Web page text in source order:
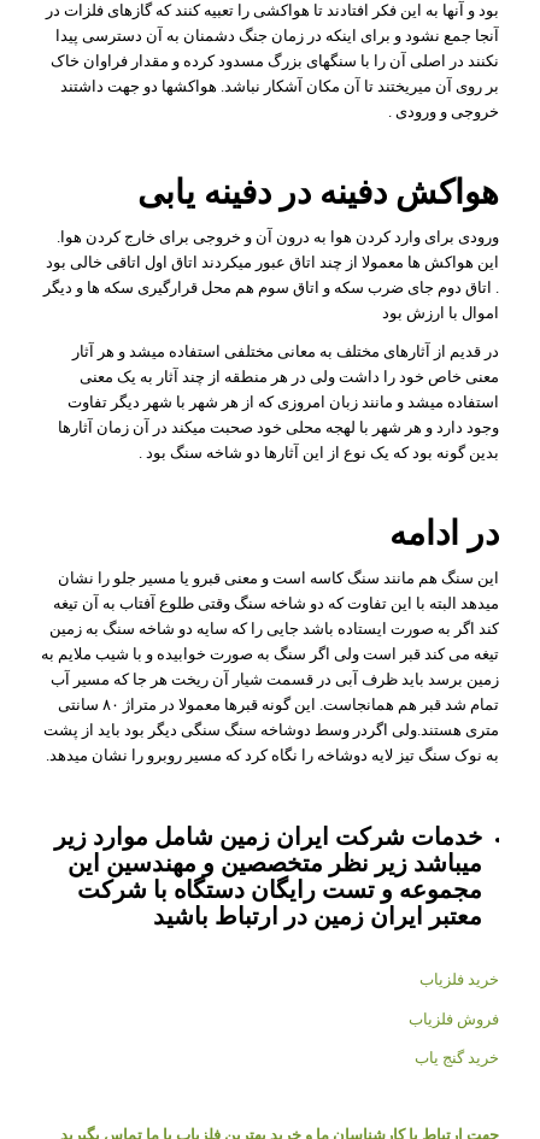
بود و آنها به این فکر افتادند تا هواکشی را تعبیه کنند که گازهای فلزات در
آنجا جمع نشود و برای اینکه در زمان جنگ دشمنان به آن دسترسی پیدا
نکنند در اصلی آن را با سنگهای بزرگ مسدود کرده و مقدار فراوان خاک
بر روی آن میریختند تا آن مکان آشکار نباشد. هواکشها دو جهت داشتند
خروجی و ورودی .
هواکش دفینه در دفینه یابی
ورودی برای وارد کردن هوا به درون آن و خروجی برای خارج کردن هوا.
این هواکش ها معمولا از چند اتاق عبور میکردند اتاق اول اتاقی خالی بود
. اتاق دوم جای ضرب سکه و اتاق سوم هم محل قرارگیری سکه ها و دیگر
اموال با ارزش بود
در قدیم از آثارهای مختلف به معانی مختلفی استفاده میشد و هر آثار
معنی خاص خود را داشت ولی در هر منطقه از چند آثار به یک معنی
استفاده میشد و مانند زبان امروزی که از هر شهر با شهر دیگر تفاوت
وجود دارد و هر شهر با لهجه محلی خود صحبت میکند در ﺁن زمان ﺁثارها
بدین گونه بود که یک نوع از این ﺁثارها دو شاخه سنگ بود .
در ادامه
این سنگ هم مانند سنگ کاسه است و معنی قبرو یا مسیر جلو را نشان
میدهد البته با این تفاوت که دو شاخه سنگ وقتی طلوع ﺁفتاب به ﺁن تیغه
کند اگر به صورت ایستاده باشد جایی را که سایه دو شاخه سنگ به زمین
تیغه می کند قبر است ولی اگر سنگ به صورت خوابیده و با شیب ملایم به
زمین برسد باید ظرف ﺁبی در قسمت شیار ﺁن ریخت هر جا که مسیر ﺁب
تمام شد قبر هم همانجاست. این گونه قبرها معمولا در متراژ ۸۰ سانتی
متری هستند.ولی اگردر وسط دوشاخه سنگ سنگی دیگر بود باید از پشت
به نوک سنگ تیز لایه دوشاخه را نگاه کرد که مسیر روبرو را نشان میدهد.
خدمات شرکت ایران زمین شامل موارد زیر
میباشد زیر نظر متخصصین و مهندسین این
مجموعه و تست رایگان دستگاه با شرکت
معتبر ایران زمین در ارتباط باشید
خرید فلزیاب
فروش فلزیاب
خرید گنج یاب
جهت ارتباط با کارشناسان ما و خرید بهترین فلزیاب با ما تماس بگیرید